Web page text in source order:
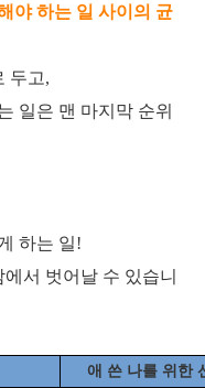
야 하는 일 사이의 균
두고,
일은 맨 마지막 순위
하는 일!
에서 벗어날 수 있습니
애 쓴 나를 위한